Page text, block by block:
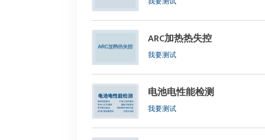
ARC加热热失控
我要测试
电池电性能检测
我要测试